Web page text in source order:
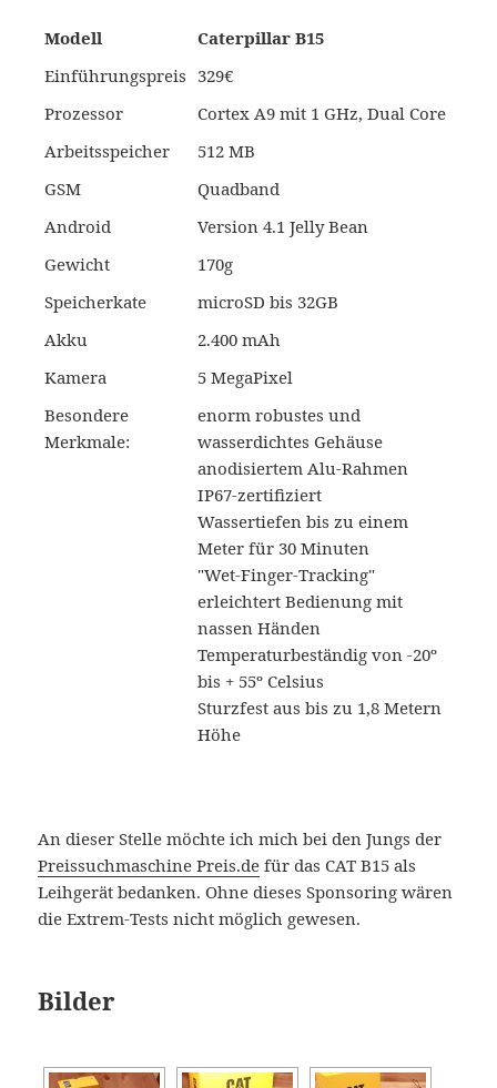
Modell
Caterpillar B15
Einführungspreis 329€
Prozessor
Cortex A9 mit 1 GHz, Dual Core
Arbeitsspeicher
512 MB
GSM
Quadband
Android
Version 4.1 Jelly Bean
Gewicht
170g
Speicherkate
microSD bis 32GB
Akku
2.400 mAh
Kamera
5 MegaPixel
Besondere
Merkmale:
enorm robustes und
wasserdichtes Gehäuse
anodisiertem Alu-Rahmen
IP67-zertifiziert
Wassertiefen bis zu einem
Meter für 30 Minuten
"Wet-Finger-Tracking"
erleichtert Bedienung mit
nassen Händen
Temperaturbeständig von -20º
bis + 55º Celsius
Sturzfest aus bis zu 1,8 Metern
Höhe
An dieser Stelle möchte ich mich bei den Jungs der
Preissuchmaschine Preis.de für das CAT B15 als
Leihgerät bedanken. Ohne dieses Sponsoring wären
die Extrem-Tests nicht möglich gewesen.
Bilder